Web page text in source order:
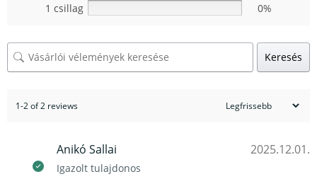
1 csillag
0%
Keresés
1-2 of 2 reviews
Anikó Sallai
Igazolt tulajdonos
2025.12.01.